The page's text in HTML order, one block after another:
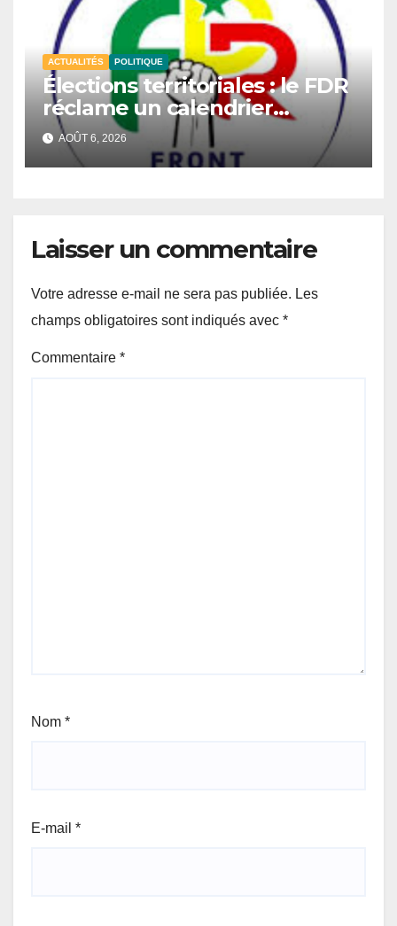
ACTUALITÉS POLITIQUE
Élections territoriales : le FDR
réclame un calendrier
électoral et redoute un
report du scrutin.
AOÛT 6, 2026
Laisser un commentaire
Votre adresse e-mail ne sera pas publiée. Les
champs obligatoires sont indiqués avec *
Commentaire *
Nom *
E-mail *